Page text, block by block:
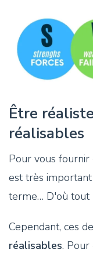
Être
réalisables
Pour vous
est très
terme… D'où tout
Cependant, ces
réalisables.